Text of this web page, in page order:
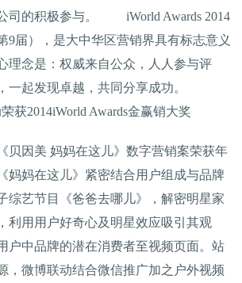
司的积极参与。 iWorld Awards 2014
9届），是大中华区营销界具有标志意义
理念是：权威来自公众，人人参与评
一起发现卓越，共同分享成功。
因美 妈妈在这儿》数字营销案荣获年
妈妈在这儿》紧密结合用户组成与品牌
综艺节目《爸爸去哪儿》，解密明星家
利用用户好奇心及明星效应吸引其观
户中品牌的潜在消费者至视频页面。站
，微博联动结合微信推广加之户外视频